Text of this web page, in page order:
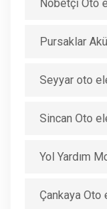
Nöbetçi Oto
Pursaklar
Seyyar oto
Sincan Oto
Yol Yardım
Çankaya Oto